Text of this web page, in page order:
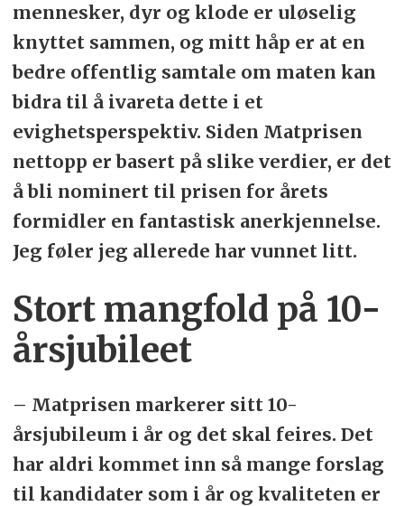
mennesker, dyr og klode er uløselig
knyttet sammen, og mitt håp er at en
bedre offentlig samtale om maten kan
bidra til å ivareta dette i et
evighetsperspektiv. Siden Matprisen
nettopp er basert på slike verdier, er det
å bli nominert til prisen for årets
formidler en fantastisk anerkjennelse.
Jeg føler jeg allerede har vunnet litt.
Stort mangfold på 10-
årsjubileet
– Matprisen markerer sitt 10-
årsjubileum i år og det skal feires. Det
har aldri kommet inn så mange forslag
til kandidater som i år og kvaliteten er